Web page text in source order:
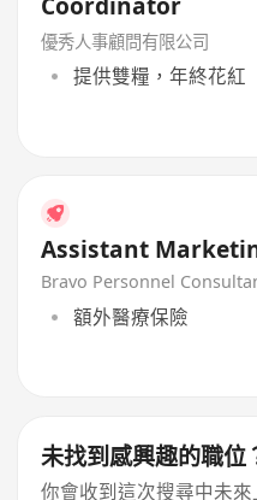
優秀人事顧問有限公司
提供雙糧，年終花紅
Assistant
Bravo Personnel
額外醫療保險
未找到感興趣的職位
你會收到這次搜尋中未